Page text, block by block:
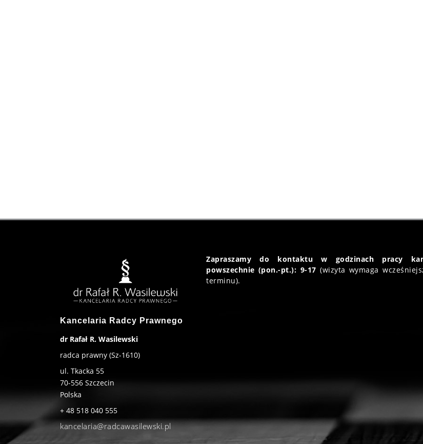
Kancelaria Radcy Prawnego
dr Rafał R. Wasilewski
radca prawny (Sz-1610)
ul. Tkacka 55
70-556 Szczecin
Polska
+ 48 518 040 555
kancelaria@radcawasilewski.pl
Zapraszamy do kontaktu w godzinach pracy
powszechnie (pon.-pt.): 9-17 (wizyta wymaga
terminu).